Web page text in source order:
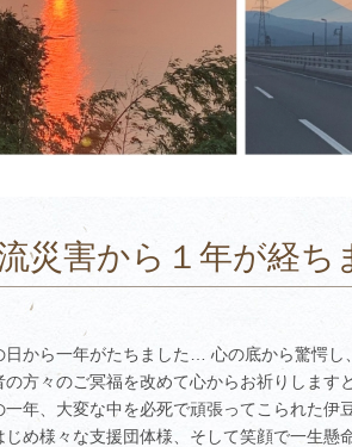
災害から１年が経ち
から一年がたちました… 心の底から驚愕し
方々のご冥福を改めて心からお祈りします
年、大変な中を必死で頑張ってこられた伊
め様々な支援団体様、そして笑顔で一生懸